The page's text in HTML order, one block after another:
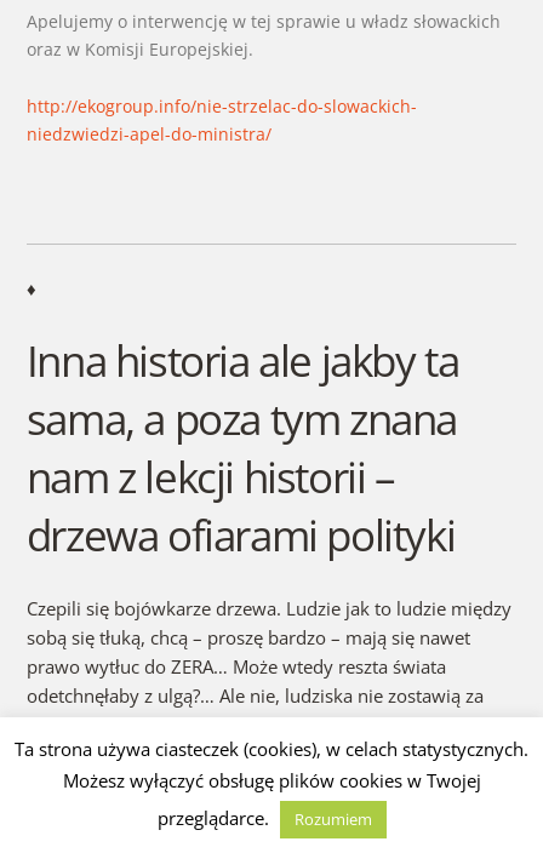
Apelujemy o interwencję w tej sprawie u władz słowackich
oraz w Komisji Europejskiej.
http://ekogroup.info/nie-strzelac-do-slowackich-
niedzwiedzi-apel-do-ministra/
♦
Inna historia ale jakby ta
sama, a poza tym znana
nam z lekcji historii –
drzewa ofiarami polityki
Czepili się bojówkarze drzewa. Ludzie jak to ludzie między
sobą się tłuką, chcą – proszę bardzo – mają się nawet
prawo wytłuc do ZERA… Może wtedy reszta świata
odetchnęłaby z ulgą?… Ale nie, ludziska nie zostawią za
sobą nawet jednego drzewa – nic tylko pustynia… Takie są
efekty oderwania od wiary przyrodzonej. Bo drzewo dla
nich to nie Istota Żywa tylko przedmiot, Dąb to nie
Organizm – tylko klepka parkietowa, psa do świątyni nie
wpuszczą, nawet nie pozwolą się mu do niej zbliżyć –
Ta strona używa ciasteczek (cookies), w celach statystycznych.
Możesz wyłączyć obsługę plików cookies w Twojej
przeglądarce.
Rozumiem